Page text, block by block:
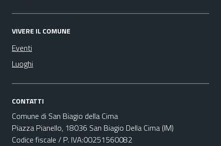
VIVERE IL COMUNE
Eventi
Luoghi
CONTATTI
Comune di San Biagio della Cima
Piazza Pianello, 18036 San Biagio Della Cima (IM)
Codice fiscale / P. IVA:00251560082